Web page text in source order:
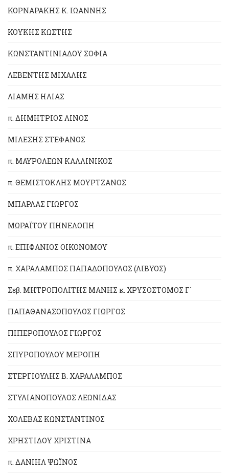
ΚΟΡΝΑΡΑΚΗΣ Κ. ΙΩΑΝΝΗΣ
ΚΟΥΚΗΣ ΚΩΣΤΗΣ
ΚΩΝΣΤΑΝΤΙΝΙΑΔΟΥ ΣΟΦΙΑ
ΛΕΒΕΝΤΗΣ ΜΙΧΑΛΗΣ
ΛΙΑΜΗΣ ΗΛΙΑΣ
π. ΔΗΜΗΤΡΙΟΣ ΛΙΝΟΣ
ΜΙΛΕΣΗΣ ΣΤΕΦΑΝΟΣ
π. ΜΑΥΡΟΛΕΩΝ ΚΑΛΛΙΝΙΚΟΣ
π. ΘΕΜΙΣΤΟΚΛΗΣ ΜΟΥΡΤΖΑΝΟΣ
ΜΠΑΡΛΑΣ ΓΙΩΡΓΟΣ
ΜΩΡΑΪΤΟΥ ΠΗΝΕΛΟΠΗ
π. ΕΠΙΦΑΝΙΟΣ ΟΙΚΟΝΟΜΟΥ
π. ΧΑΡΑΛΑΜΠΟΣ ΠΑΠΑΔΟΠΟΥΛΟΣ (ΛΙΒΥΟΣ)
Σεβ. ΜΗΤΡΟΠΟΛΙΤΗΣ ΜΑΝΗΣ κ. ΧΡΥΣΟΣΤΟΜΟΣ Γ´
ΠΑΠΑΘΑΝΑΣΟΠΟΥΛΟΣ ΓΙΩΡΓΟΣ
ΠΙΠΕΡΟΠΟΥΛΟΣ ΓΙΩΡΓΟΣ
ΣΠΥΡΟΠΟΥΛΟΥ ΜΕΡΟΠΗ
ΣΤΕΡΓΙΟΥΛΗΣ Β. ΧΑΡΑΛΑΜΠΟΣ
ΣΤΥΛΙΑΝΟΠΟΥΛΟΣ ΛΕΩΝΙΔΑΣ
ΧΟΛΕΒΑΣ ΚΩΝΣΤΑΝΤΙΝΟΣ
ΧΡΗΣΤΙΔΟΥ ΧΡΙΣΤΙΝΑ
π. ΔΑΝΙΗΛ ΨΩΪΝΟΣ